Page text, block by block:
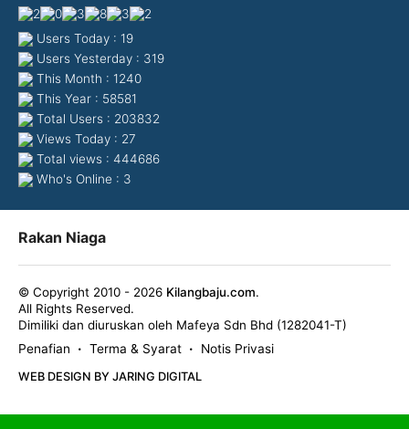
Users Today : 19
Users Yesterday : 319
This Month : 1240
This Year : 58581
Total Users : 203832
Views Today : 27
Total views : 444686
Who's Online : 3
Rakan Niaga
© Copyright 2010 - 2026 Kilangbaju.com.
All Rights Reserved.
Dimiliki dan diuruskan oleh Mafeya Sdn Bhd (1282041-T)
Penafian
• Terma & Syarat • Notis Privasi
WEB DESIGN BY JARING DIGITAL